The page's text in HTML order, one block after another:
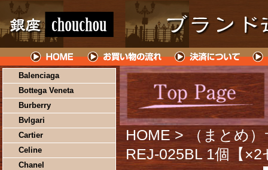
Balenciaga
Bottega Veneta
Burberry
Bvlgari
Cartier
Celine
Chanel
HOME > （まとめ
REJ-025BL 1個【×2